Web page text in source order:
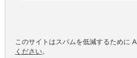
このサイトはスパムを低減するために
ください。